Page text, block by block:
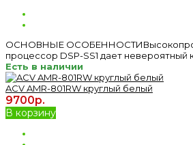
ОСНОВНЫЕ
процессор DSP-SS1 дает невероятный
Есть в наличии
ACV AMR-801RW круглый белый
9700р.
В корзину